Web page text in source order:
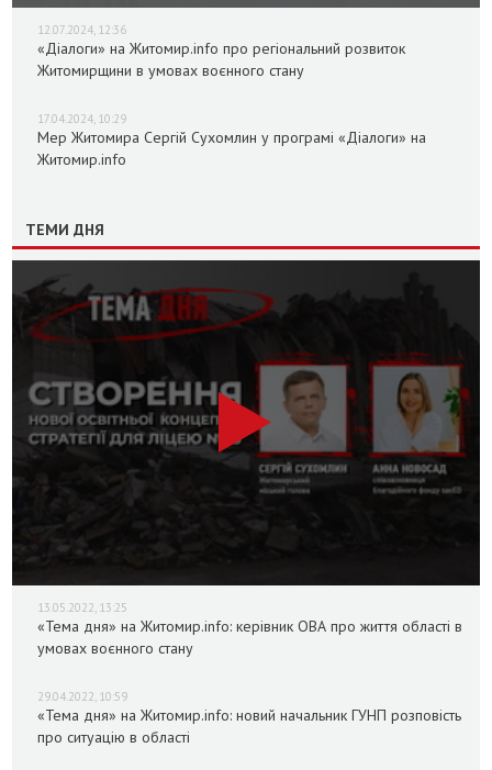
12.07.2024, 12:36
«Діалоги» на Житомир.info про регіональний розвиток
Житомирщини в умовах воєнного стану
17.04.2024, 10:29
Мер Житомира Сергій Сухомлин у програмі «Діалоги» на
Житомир.info
ТЕМИ ДНЯ
13.05.2022, 13:25
«Тема дня» на Житомир.info: керівник ОВА про життя області в
умовах воєнного стану
29.04.2022, 10:59
«Тема дня» на Житомир.info: новий начальник ГУНП розповість
про ситуацію в області